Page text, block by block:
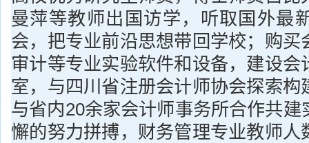
曼萍等教师出国访学，听取国外最
会，把专业前沿思想带回学校；购买
审计等专业实验软件和设备，建设会
室，与四川省注册会计师协会探索构
与省内20余家会计师事务所合作共建
懈的努力拼搏，财务管理专业教师人